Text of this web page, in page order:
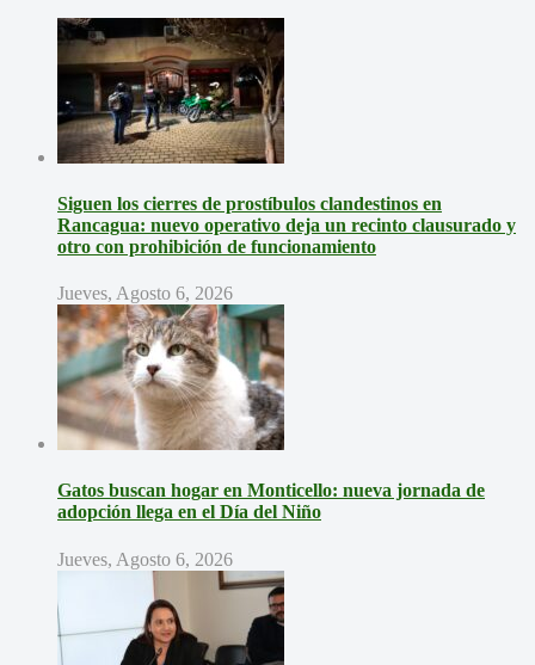
Siguen los cierres de prostíbulos clandestinos en
Rancagua: nuevo operativo deja un recinto clausurado y
otro con prohibición de funcionamiento
Jueves, Agosto 6, 2026
Gatos buscan hogar en Monticello: nueva jornada de
adopción llega en el Día del Niño
Jueves, Agosto 6, 2026